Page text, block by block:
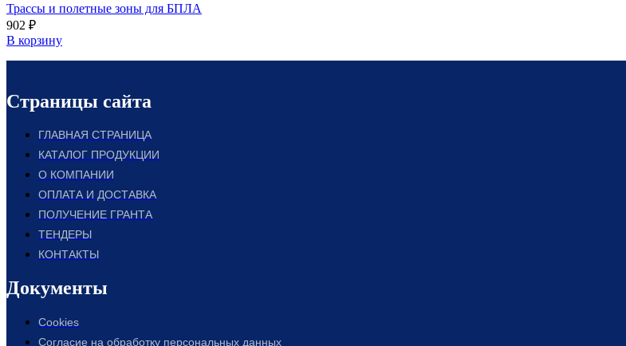
Трассы и полетные зоны для БПЛА
902 ₽
В корзину
Страницы сайта
ГЛАВНАЯ СТРАНИЦА
КАТАЛОГ ПРОДУКЦИИ
О КОМПАНИИ
ОПЛАТА И ДОСТАВКА
ПОЛУЧЕНИЕ ГРАНТА
ТЕНДЕРЫ
КОНТАКТЫ
Документы
Cookies
Согласие на обработку персональных данных